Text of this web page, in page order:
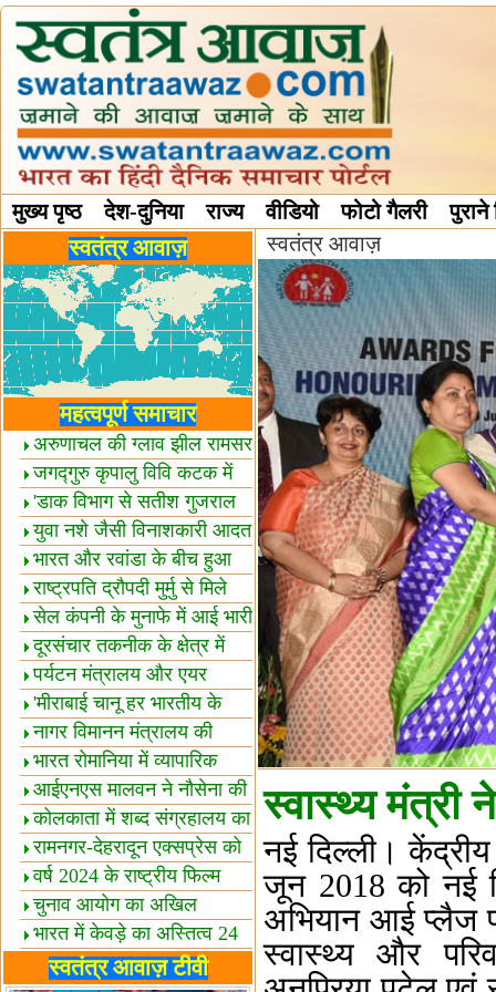
मुख्य पृष्ठ देश-दुनिया राज्य वीडियो फोटो गैलरी
विविध स्तंभस्वतंत्र आवाज़
महत्वपूर्ण समाचार
अरुणाचल की ग्लाव झील रामसर
स्थल घोषित
जगद्गुरु कृपालु विवि कटक में
शैक्षिक सत्र शुरू
'डाक विभाग से सतीश गुजराल
का रिश्ता गहरा'
युवा नशे जैसी विनाशकारी आदत
से दूर रहें-मोदी
भारत और रवांडा के बीच हुआ
व्यापार विस्तार
राष्ट्रपति द्रौपदी मुर्मु से मिले
बस्तर के प्रतिनिधि
सेल कंपनी के मुनाफे में आई भारी
उछाल!
दूरसंचार तकनीक के क्षेत्र में
उत्कृष्टता पुरस्कार
पर्यटन मंत्रालय और एयर
इंडिया में समझौता
'मीराबाई चानू हर भारतीय के
लिए प्रेरणा'
नागर विमानन मंत्रालय की
यात्रियों को सलाह
भारत रोमानिया में व्यापारिक
साझेदारियां
आईएनएस मालवन ने नौसेना की
ताकत बढ़ाई
कोलकाता में शब्द संग्रहालय का
उद्घाटन
रामनगर-देहरादून एक्सप्रेस को
हरी झंडी
वर्ष 2024 के राष्ट्रीय फिल्म
पुरस्कारों की घोषणा
चुनाव आयोग का अखिल
भारतीय मीडिया सम्मेलन
भारत में केवड़े का अस्तित्‍व 24
लाख वर्ष!
लखनऊ में 'एक राष्ट्र एक
स्वतंत्र आवाज़ टीवी
स्वतंत्र आवाज़
स्वास्थ्य मंत्री
नई दिल्ली।
जून 2018 को नई
अभियान आई प्लैज
स्वास्थ्य और